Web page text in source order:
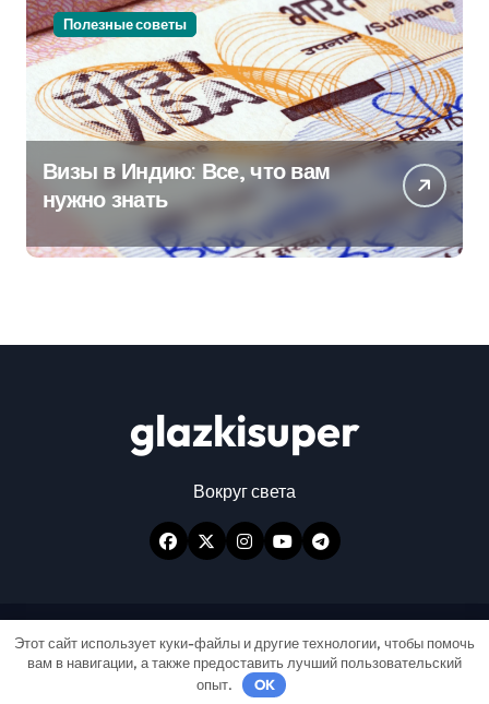
Полезные советы
Визы в Индию: Все, что вам
нужно знать
glazkisuper
Вокруг света
Авторские права © Все права защищены|
NewspaperupотThemeansar.
Этот сайт использует куки-файлы и другие технологии, чтобы помочь
вам в навигации, а также предоставить лучший пользовательский
опыт.
OK